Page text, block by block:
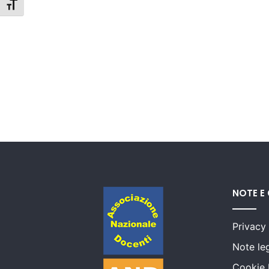
Attiva/disattiva dimensione testo
NOTE
Privacy
Note